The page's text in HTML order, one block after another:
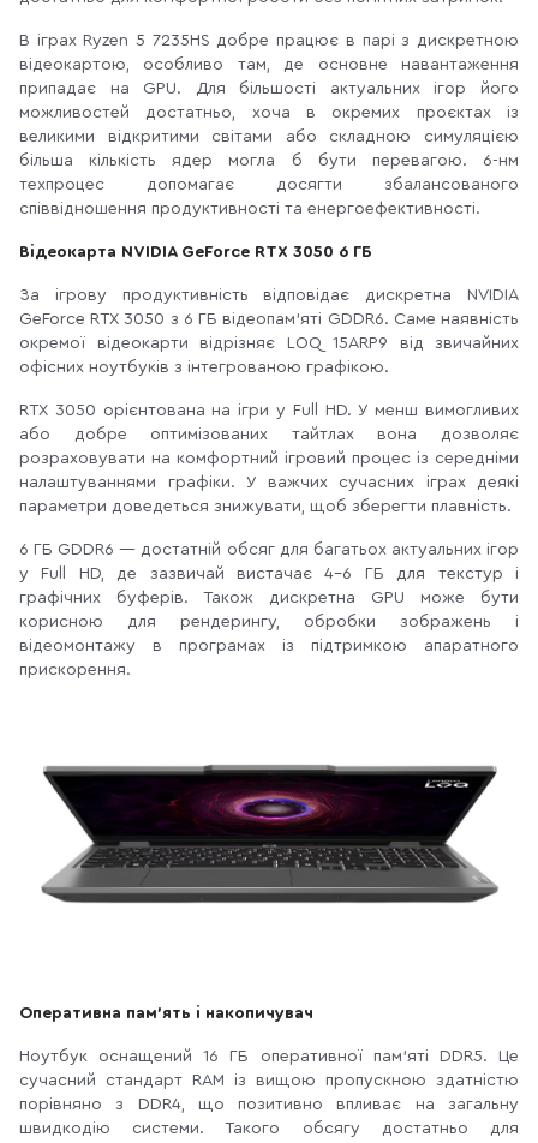
В іграх Ryzen 5 7235HS добре працює в парі з дискретною
відеокартою, особливо там, де основне навантаження
припадає на GPU. Для більшості актуальних ігор його
можливостей достатньо, хоча в окремих проєктах із
великими відкритими світами або складною симуляцією
більша кількість ядер могла б бути перевагою. 6-нм
техпроцес допомагає досягти збалансованого
співвідношення продуктивності та енергоефективності.
Відеокарта NVIDIA GeForce RTX 3050 6 ГБ
За ігрову продуктивність відповідає дискретна NVIDIA
GeForce RTX 3050 з 6 ГБ відеопам’яті GDDR6. Саме наявність
окремої відеокарти відрізняє LOQ 15ARP9 від звичайних
офісних ноутбуків з інтегрованою графікою.
RTX 3050 орієнтована на ігри у Full HD. У менш вимогливих
або добре оптимізованих тайтлах вона дозволяє
розраховувати на комфортний ігровий процес із середніми
налаштуваннями графіки. У важчих сучасних іграх деякі
параметри доведеться знижувати, щоб зберегти плавність.
6 ГБ GDDR6 — достатній обсяг для багатьох актуальних ігор
у Full HD, де зазвичай вистачає 4–6 ГБ для текстур і
графічних буферів. Також дискретна GPU може бути
корисною для рендерингу, обробки зображень і
відеомонтажу в програмах із підтримкою апаратного
прискорення.
Оперативна пам’ять і накопичувач
Ноутбук оснащений 16 ГБ оперативної пам’яті DDR5. Це
сучасний стандарт RAM із вищою пропускною здатністю
порівняно з DDR4, що позитивно впливає на загальну
швидкодію системи. Такого обсягу достатньо для